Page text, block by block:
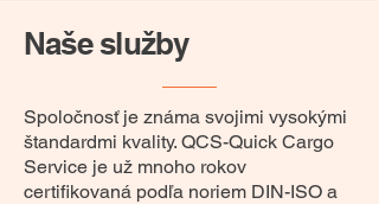
Naše služby
Spoločnosť je známa svojimi vysokými
štandardmi kvality. QCS-Quick Cargo
Service je už mnoho rokov
certifikovaná podľa noriem DIN-ISO a